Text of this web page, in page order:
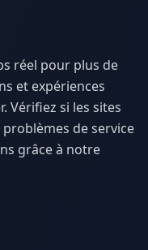
réel pour plus de
et expériences
Vérifiez si les sites
de service
grâce à notre